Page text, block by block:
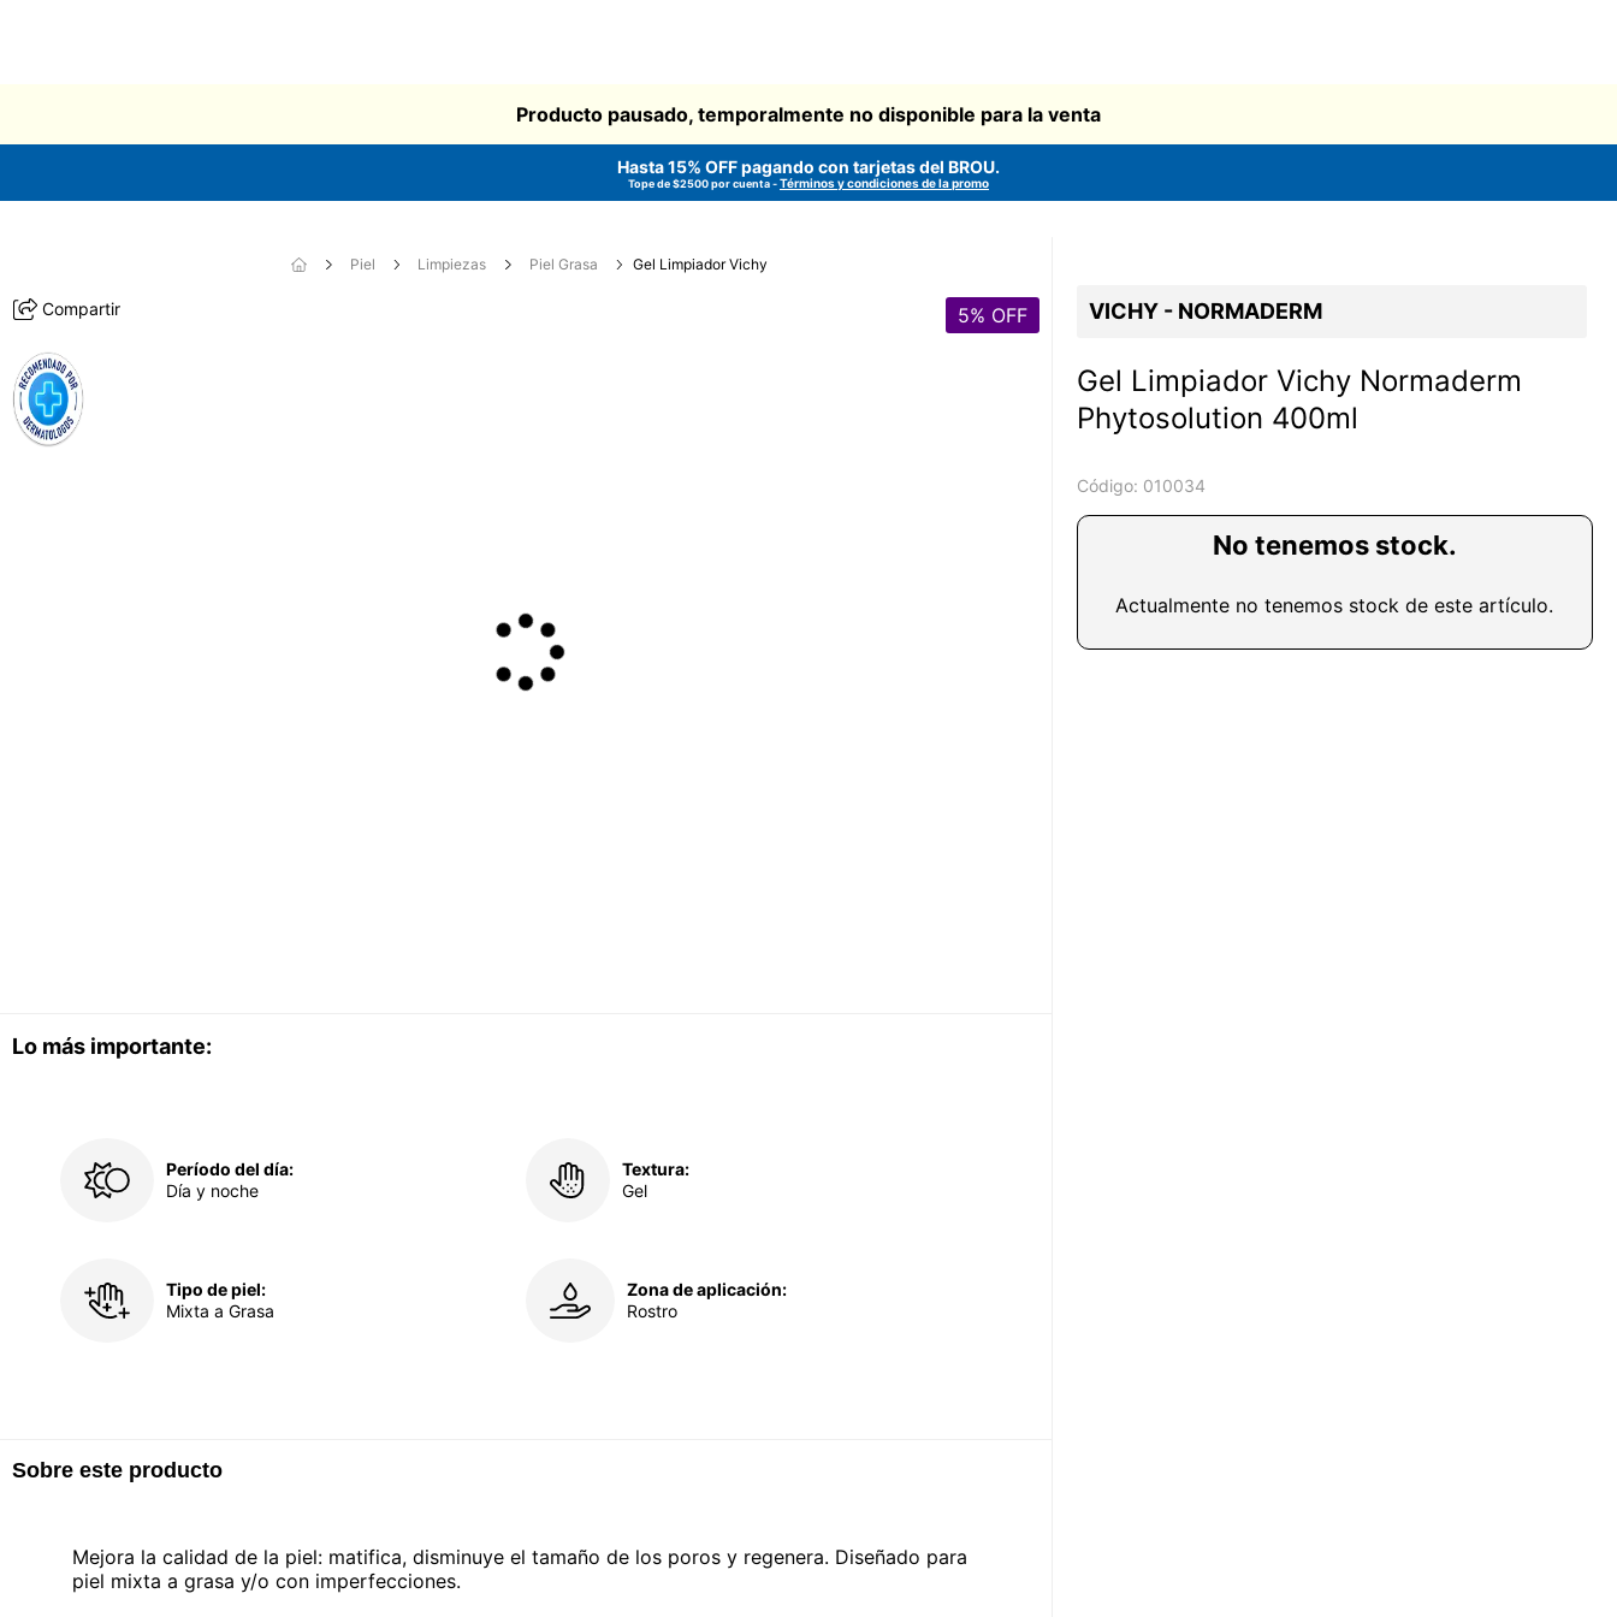
Producto pausado, temporalmente no disponible para la venta
Hasta 15% OFF pagando con tarjetas del BROU.
Tope de $2500 por cuenta -Términos y condiciones de la promo
Piel Limpiezas Piel Grasa Gel Limpiador Vichy
Compartir 5% OFF
Lo más importante:
Período del día:
Día y noche
Textura:
Gel
Tipo de piel:
Mixta a Grasa
Zona de aplicación:
Rostro
Sobre este producto
Mejora la calidad de la piel: matifica, disminuye el tamaño de los poros y regenera. Diseñado para
piel mixta a grasa y/o con imperfecciones.
VICHY - NORMADERM
Gel Limpiador Vichy Normaderm
Phytosolution 400ml
Código: 010034
No tenemos stock.
Actualmente no tenemos stock de este artículo.